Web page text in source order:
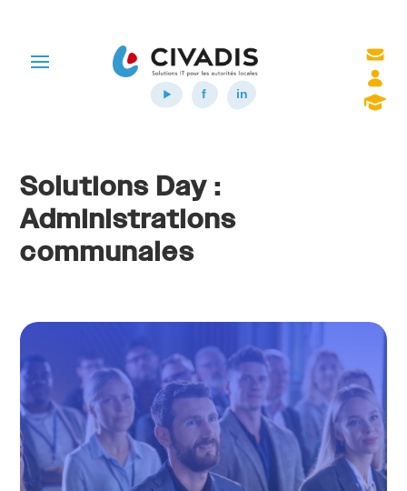
Solutions Day :
Administrations
communales